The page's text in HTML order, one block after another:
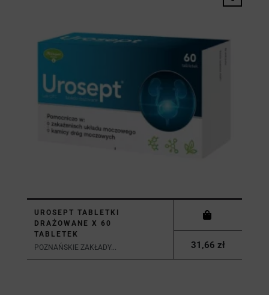
UROSEPT TABLETKI
DRAŻOWANE X 60
TABLETEK
POZNAŃSKIE ZAKŁADY...
31,66 zł